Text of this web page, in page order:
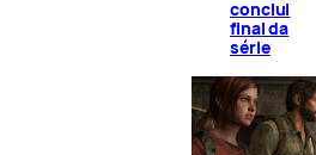
conclui
final da
série